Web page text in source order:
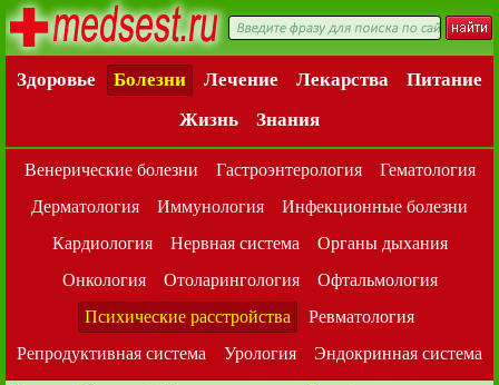
Здоровье Болезни Лечение Лекарства
Питание
Жизнь
Знания
Венерические болезни Гастроэнтерология
Гематология
Дерматология
Иммунология
Инфекционные болезни
Кардиология
Нервная система
Органы дыхания
Онкология
Отоларингология
Офтальмология
Психические расстройства
Ревматология
Репродуктивная система
Урология Эндокринная система